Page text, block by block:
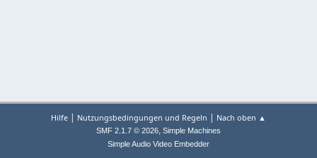
Hilfe | Nutzungsbedingungen und Regeln | Nach oben ▲
SMF 2.1.7 © 2026, Simple Machines
Simple Audio Video Embedder